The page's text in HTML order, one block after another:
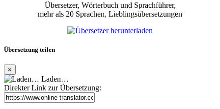
Übersetzer, Wörterbuch und Sprachführer,
mehr als 20 Sprachen, Lieblingsübersetzungen
Übersetzung teilen
×
Laden…
Direkter Link zur Übersetzung: